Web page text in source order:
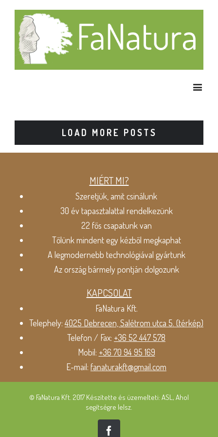
LOAD MORE POSTS
MIÉRT MI?
Szeretjük, amit csinálunk
30 év tapasztalattal rendelkezünk
22 fős csapatunk van
Tőlünk mindent egy kézből megkaphat
A legmodernebb technológiával gyártunk
Az ország bármely pontján dolgozunk
KAPCSOLAT
FaNatura Kft.
Telephely:4025 Debrecen, Salétrom utca 5. (térkép)
Telefon / Fax: +36 52 447 578
Mobil: +36 70 94 95 169
E-mail: fanaturakft@gmail.com
© FaNatura Kft. 2017 Készítette és üzemelteti: ASL, Ahol
segítségre lelsz.